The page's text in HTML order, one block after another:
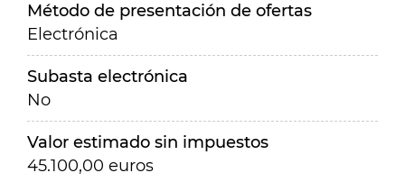
Método de presentación de ofertas
Electrónica
Subasta electrónica
No
Valor estimado sin impuestos
45.100,00 euros